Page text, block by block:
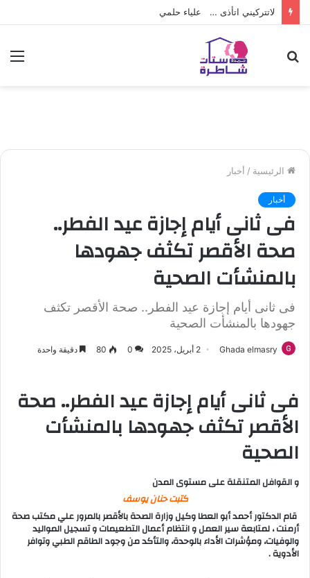
لاتتركيني اتأذى … علياء حلمي
الرئيسية / أخبار
أخبار
فى ثانى أيام إجازة عيد الفطر..
صحة الأقصر تكثف جهودها
بالمنشأت الصحية
فى ثانى أيام إجازة عيد الفطر.. صحة الأقصر تكثف
جهودها بالمنشأت الصحية
Ghada elmasry 2 أبريل، 2025 0
80 دقيقة واحدة
فى ثانى أيام إجازة عيد الفطر.. صحة
الأقصر تكثف جهودها بالمنشأت
الصحية
و القوافل المتنقلة على مستوى المدن
كتبت حنان يوسف
قام الدكتور أحمد أبو العطا وكيل وزارة الصحة بالأقصر بالمرور علي مكتب صحة
أرمنت ، لمتابعة سير العمل و انتظام أعمال التطعيمات و تسجيل المواليد
والوفيات، ومؤشرات الأداء بالوحدة، والتأكد من وجود الطاقم الطبي وتوافر
الأدوية .